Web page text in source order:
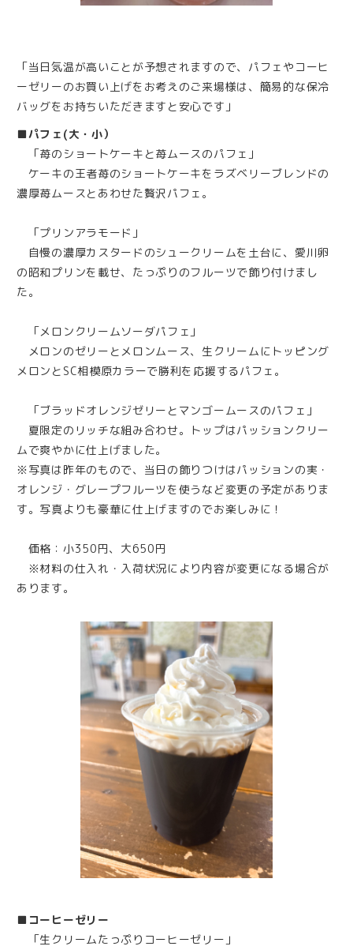
「当日気温が高いことが予想されますので、パフェやコーヒ
ーゼリーのお買い上げをお考えのご来場様は、簡易的な保冷
バッグをお持ちいただきますと安心です」
■パフェ(大・小）
「苺のショートケーキと苺ムースのパフェ」
ケーキの王者苺のショートケーキをラズベリーブレンドの
濃厚苺ムースとあわせた贅沢パフェ。
「プリンアラモード」
自慢の濃厚カスタードのシュークリームを土台に、愛川卵
の昭和プリンを載せ、たっぷりのフルーツで飾り付けまし
た。
「メロンクリームソーダパフェ」
メロンのゼリーとメロンムース、生クリームにトッピング
メロンとSC相模原カラーで勝利を応援するパフェ。
「ブラッドオレンジゼリーとマンゴームースのパフェ」
夏限定のリッチな組み合わせ。トップはパッションクリー
ムで爽やかに仕上げました。
※写真は昨年のもので、当日の飾りつけはパッションの実・
オレンジ・グレープフルーツを使うなど変更の予定がありま
す。写真よりも豪華に仕上げますのでお楽しみに！
価格：小350円、大650円
※材料の仕入れ・入荷状況により内容が変更になる場合が
あります。
■コーヒーゼリー
「生クリームたっぷりコーヒーゼリー」